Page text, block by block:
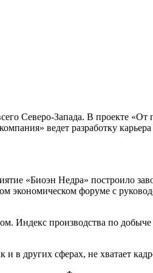
Северо-Запада. В проекте
ведет разработку
«Биоэн Недра» построило
экономическом форуме с
Индекс производства по
в других сферах, не хватает